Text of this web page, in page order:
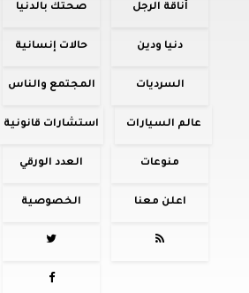
أناقة الرجل صحتك بالدنيا
دنيا ودين حالات إنسانية
السرديات المجتمع والناس
عالم السيارات استشارات قانونية
منوعات العدد الورقي
اعلن معنا الخصوصية


